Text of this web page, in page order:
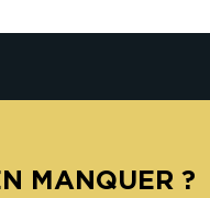
MANQUER ?